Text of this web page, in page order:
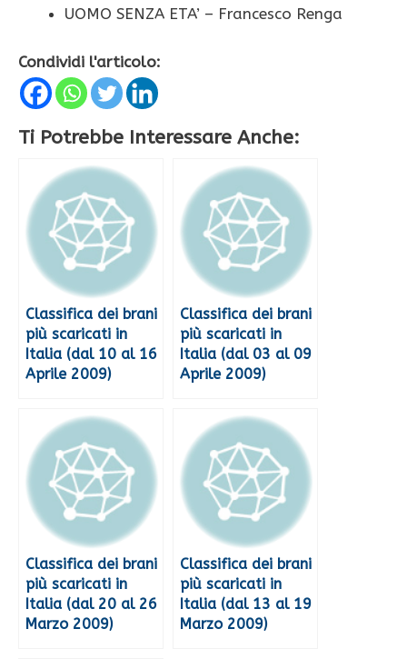
UOMO SENZA ETA’ – Francesco Renga
Condividi l'articolo:
Ti Potrebbe Interessare Anche:
Classifica dei brani
più scaricati in
Italia (dal 10 al 16
Aprile 2009)
Classifica dei brani
più scaricati in
Italia (dal 03 al 09
Aprile 2009)
Classifica dei brani
più scaricati in
Italia (dal 20 al 26
Marzo 2009)
Classifica dei brani
più scaricati in
Italia (dal 13 al 19
Marzo 2009)